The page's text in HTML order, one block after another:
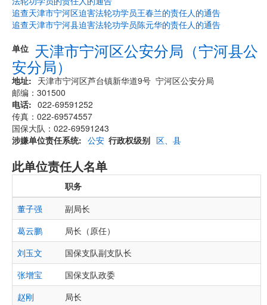
追查天津市宁河区迫害法轮功学员王春兰的责任人的通告
追查天津市宁河县迫害法轮功学员陈元华的责任人的通告
单位 天津市宁河区公安分局（宁河县公
安分局）
地址
天津市宁河区芦台镇新华道9号 宁河区公安分局
邮编：301500
电话
022-69591252
传真：022-69574557
国保大队：022-69591243
涉嫌单位责任系统
公安 行政权级别 区、县
此单位责任人名单
职务
董子强
副局长
葛云鹏
局长（原任）
刘玉文
国保支队副支队长
张增宝
国保支队政委
赵刚
局长